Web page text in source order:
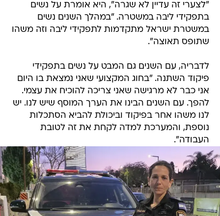
"לצערי זה עדיין לא שגרה", היא אומרת על נשים
בתפקידי ליבה במשטרה. "במהלך השנים נשים
במשטרת ישראל מתקדמות לתפקידי ליבה וזה משהו
שתופס תאוצה".
לדבריה, עם השנים גם המבט על נשים בתפקידי
פיקוד השתנה. "בחוג המקצועי שאני נמצאת בו היום
אני כבר לא מרגישה שאני צריכה להוכיח את עצמי.
להפך. עם השנים הבינו את הערך המוסף שיש לנו. יש
לנו משהו אחר בפיקוד וביכולת להביא הסתכלות
נוספת, והמערכת למדה לקחת את זה לטובת
העבודה".